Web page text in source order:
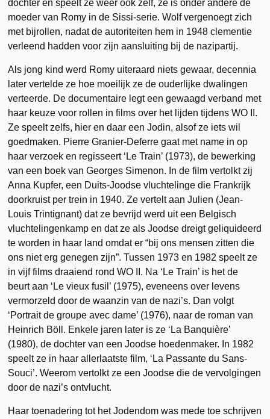
dochter en speelt ze weer ook zelf, ze is onder andere de
moeder van Romy in de Sissi-serie. Wolf vergenoegt zich
met bijrollen, nadat de autoriteiten hem in 1948 clementie
verleend hadden voor zijn aansluiting bij de nazipartij.
Als jong kind werd Romy uiteraard niets gewaar, decennia
later vertelde ze hoe moeilijk ze de ouderlijke dwalingen
verteerde. De documentaire legt een gewaagd verband met
haar keuze voor rollen in films over het lijden tijdens WO II.
Ze speelt zelfs, hier en daar een Jodin, alsof ze iets wil
goedmaken. Pierre Granier-Deferre gaat met name in op
haar verzoek en regisseert ‘Le Train’ (1973), de bewerking
van een boek van Georges Simenon. In de film vertolkt zij
Anna Kupfer, een Duits-Joodse vluchtelinge die Frankrijk
doorkruist per trein in 1940. Ze vertelt aan Julien (Jean-
Louis Trintignant) dat ze bevrijd werd uit een Belgisch
vluchtelingenkamp en dat ze als Joodse dreigt geliquideerd
te worden in haar land omdat er “bij ons mensen zitten die
ons niet erg genegen zijn”. Tussen 1973 en 1982 speelt ze
in vijf films draaiend rond WO II. Na ‘Le Train’ is het de
beurt aan ‘Le vieux fusil’ (1975), eveneens over levens
vermorzeld door de waanzin van de nazi’s. Dan volgt
‘Portrait de groupe avec dame’ (1976), naar de roman van
Heinrich Böll. Enkele jaren later is ze ‘La Banquière’
(1980), de dochter van een Joodse hoedenmaker. In 1982
speelt ze in haar allerlaatste film, ‘La Passante du Sans-
Souci’. Weerom vertolkt ze een Joodse die de vervolgingen
door de nazi’s ontvlucht.
Haar toenadering tot het Jodendom was mede toe schrijven